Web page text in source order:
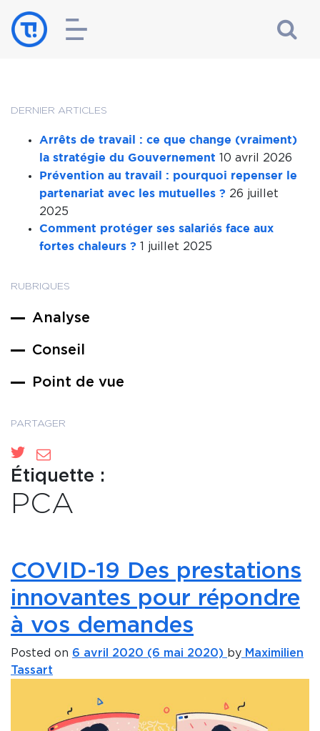
DERNIER ARTICLES
Arrêts de travail : ce que change (vraiment)
la stratégie du Gouvernement 10 avril 2026
Prévention au travail : pourquoi repenser le
partenariat avec les mutuelles ? 26 juillet
2025
Comment protéger ses salariés face aux
fortes chaleurs ? 1 juillet 2025
RUBRIQUES
Analyse
Conseil
Point de vue
PARTAGER
Étiquette :
PCA
COVID-19 Des prestations
innovantes pour répondre
à vos demandes
Posted on 6 avril 2020 (6 mai 2020) by Maximilien
Tassart